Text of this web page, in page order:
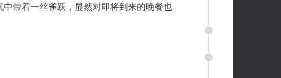
中带着一丝雀跃，显然对即将到来的晚餐也